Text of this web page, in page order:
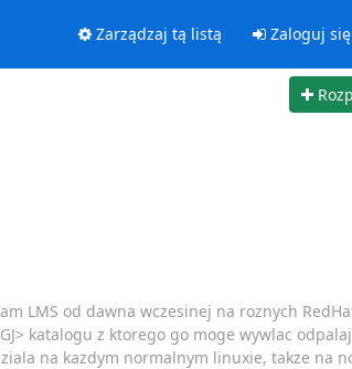
Zarządzaj tą listą Zaloguj się
LMS od dawna wczesinej na roznych
katalogu z ktorego go moge wywlac
na kazdym normalnym linuxie, takze na